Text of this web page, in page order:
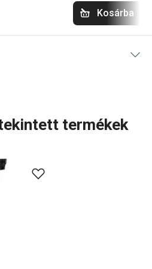
Kosárba
tökéletesen illeszkedik
a modern konyhák stílusához.
dizájn és a teljesen
jellemzi, minimális
Az edények között nemcsak
termékek